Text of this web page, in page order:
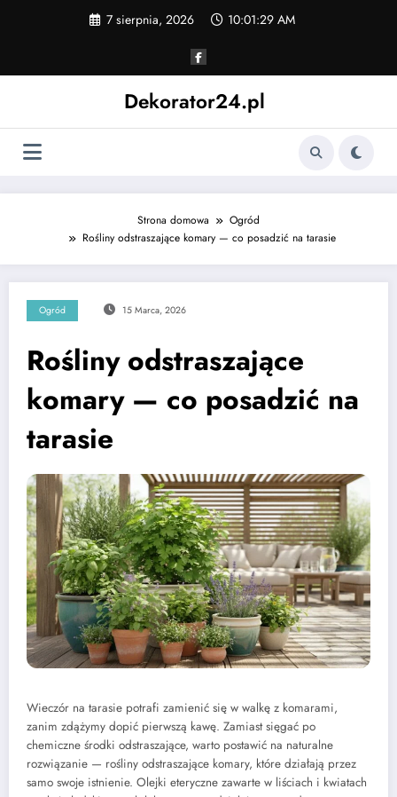
7 sierpnia, 2026 10:01:30 AM
Dekorator24.pl
Strona domowa
Ogród
Rośliny odstraszające komary — co posadzić na tarasie
Ogród 15 Marca, 2026
Rośliny odstraszające
komary — co posadzić na
tarasie
Wieczór na tarasie potrafi zamienić się w walkę z komarami,
zanim zdążymy dopić pierwszą kawę. Zamiast sięgać po
chemiczne środki odstraszające, warto postawić na naturalne
rozwiązanie — rośliny odstraszające komary, które działają przez
samo swoje istnienie. Olejki eteryczne zawarte w liściach i kwiatach